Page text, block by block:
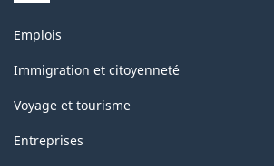
Thèmes
sujets
Emplois
Immigration et citoyenneté
Voyage et tourisme
Entreprises